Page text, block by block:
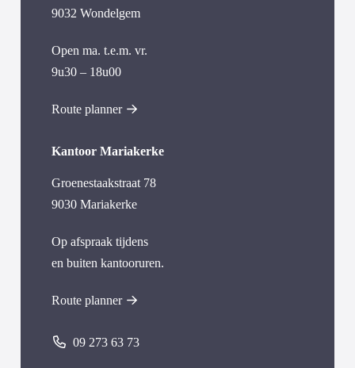
9032 Wondelgem
Open ma. t.e.m. vr.
9u30 – 18u00
Route planner
Kantoor Mariakerke
Groenestaakstraat 78
9030 Mariakerke
Op afspraak tijdens
en buiten kantooruren.
Route planner
09 273 63 73